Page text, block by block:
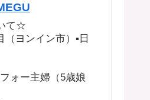
て☆
（ヨンイン市）▪︎日
ォー主婦（5歳娘